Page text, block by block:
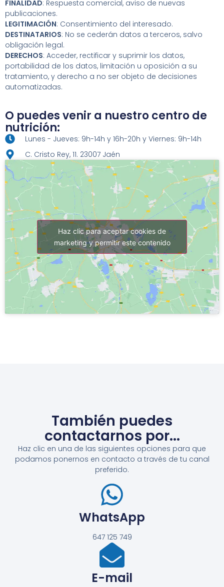
FINALIDAD: Respuesta comercial, aviso de nuevas
publicaciones.
LEGITIMACIÓN: Consentimiento del interesado.
DESTINATARIOS: No se cederán datos a terceros, salvo
obligación legal.
DERECHOS: Acceder, rectificar y suprimir los datos,
portabilidad de los datos, limitación u oposición a su
tratamiento, y derecho a no ser objeto de decisiones
automatizadas.
O puedes venir a nuestro centro de
nutrición:
Lunes - Jueves: 9h-14h y 16h-20h y Viernes: 9h-14h
C. Cristo Rey, 11. 23007 Jaén
Haz clic para aceptar cookies de
marketing y permitir este contenido
También puedes
contactarnos por...
Haz clic en una de las siguientes opciones para que
podamos ponernos en contacto a través de tu canal
preferido.
WhatsApp
647 125 749
E-mail